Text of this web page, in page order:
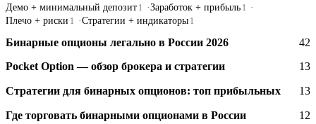
Демо + минимальный депозит 1 Заработок + прибыль 1
Плечо + риски 1 Стратегии + индикаторы 1
Бинарные опционы легально в России 2026 42
Pocket Option — обзор брокера и стратегии 13
Стратегии для бинарных опционов: топ прибыльных 13
Где торговать бинарными опционами в России 12